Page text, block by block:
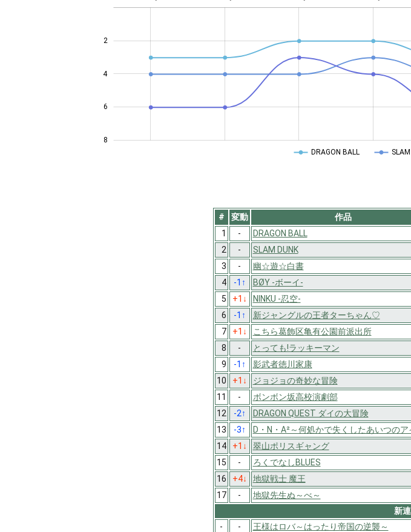
4
2
4
6
8
DRAGON BALL
# 変動 作品
1
- DRAGON BALL
2
- SLAM DUNK
3
- 幽☆遊☆白書
4
-1 ↑ BØY -ボーイ-
5
+1 ↓ NINKU -忍空-
6
-1 ↑ 新ジャングルの王者ターちゃん♡
7
+1 ↓ こちら葛飾区亀有公園前派出所
8
- とっても!ラッキーマン
9
-1 ↑ 影武者徳川家康
10
+1 ↓ ジョジョの奇妙な冒険
11
- ボンボン坂高校演劇部
12
-2↑ DRAGON QUEST ダイの大冒険
13
-3↑ D・N・A²～何処かで失くしたあいつのア
14
+1 ↓ 翠山ポリスギャング
15
- ろくでなしBLUES
16
+4↓ 地獄戦士 魔王
17
- 地獄先生ぬ～べ～
新
-
- 王様はロバ～はったり帝国の逆襲～